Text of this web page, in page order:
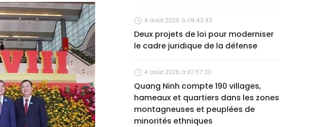
4 août 2026 à 08:43:43
Deux projets de loi pour moderniser
le cadre juridique de la défense
4 août 2026 à 07:57:30
Quang Ninh compte 190 villages,
hameaux et quartiers dans les zones
montagneuses et peuplées de
minorités ethniques